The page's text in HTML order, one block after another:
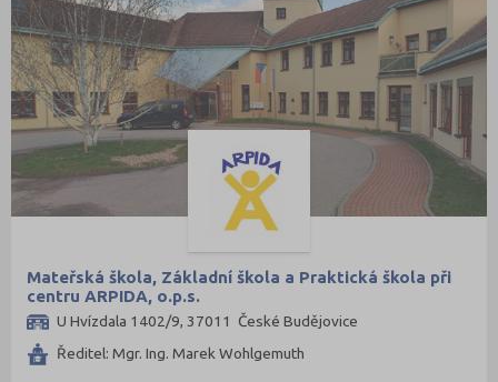
Pardubice (14)
Pelhřimov (7)
Písek (4)
Plzeň-jih (2)
Plzeň-město (11)
Plzeň-sever (1)
Praha hlavní město (66)
Praha-západ (2)
Prachatice (1)
Prostějov (7)
Mateřská škola, Základní škola a Praktická škola při
centru ARPIDA, o.p.s.
U Hvízdala 1402/9, 37011 České Budějovice
Ředitel: Mgr. Ing. Marek Wohlgemuth